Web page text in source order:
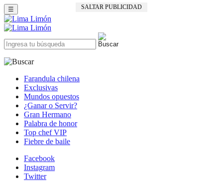
SALTAR PUBLICIDAD
☰
Farandula chilena
Exclusivas
Mundos opuestos
¿Ganar o Servir?
Gran Hermano
Palabra de honor
Top chef VIP
Fiebre de baile
Facebook
Instagram
Twitter